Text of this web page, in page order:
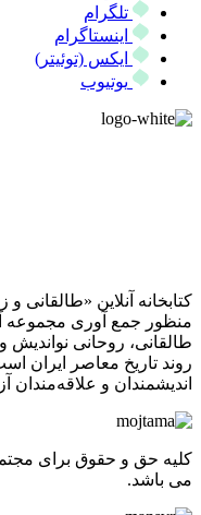
تلگرام
اینستاگرام
ایکس (توئیتر)
یوتیوب
کتابخانه آنلاین
منظور جمع آوری مجموعه
طالقانی، روحانی نواندیش
روند تاریخ معاصر ایران
اندیشمندان و علاقه‌مندان
کلیه حق و حقوق برای
می باشد.